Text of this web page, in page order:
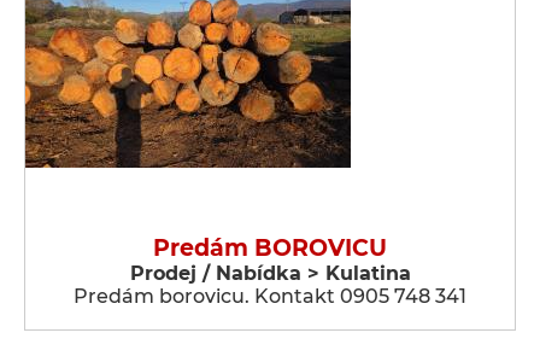
Predám BOROVICU
Prodej / Nabídka > Kulatina
Predám borovicu. Kontakt 0905 748 341